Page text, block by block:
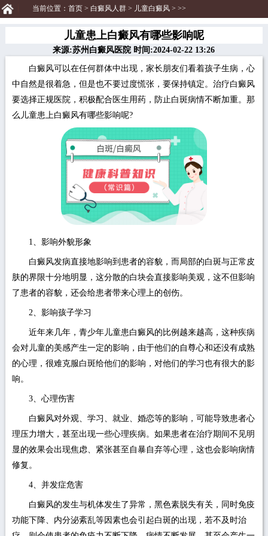
当前位置： 首页> 白癜风人群> 儿童白癜风> >>
儿童患上白癜风有哪些影响呢
来源:苏州白癜风医院 时间:2024-02-22 13:26
白癜风可以在任何群体中出现，家长朋友们看着孩子生病，心
中自然是很着急，但是也不要过度慌张，要保持镇定。治疗白癜风
要选择正规医院，积极配合医生用药，防止白斑病情不断加重。那
么儿童患上白癜风有哪些影响呢?
1、影响外貌形象
白癜风发病直接地影响到患者的容貌，而局部的白斑与正常皮
肤的界限十分地明显，这分散的白块会直接影响美观，这不但影响
了患者的容貌，还会给患者带来心理上的创伤。
2、影响孩子学习
近年来几年，青少年儿童患白癜风的比例越来越高，这种疾病
会对儿童的美感产生一定的影响，由于他们的自尊心和还没有成熟
的心理，很难克服白斑给他们的影响，对他们的学习也有很大的影
响。
3、心理伤害
白癜风对外观、学习、就业、婚恋等的影响，可能导致患者心
理压力增大，甚至出现一些心理疾病。如果患者在治疗期间不见明
显的效果会出现焦虑、紧张甚至自暴自弃等心理，这也会影响病情
修复。
4、并发症危害
白癜风的发生与机体发生了异常，黑色素脱失有关，同时免疫
功能下降、内分泌紊乱等因素也会引起白斑的出现，若不及时治